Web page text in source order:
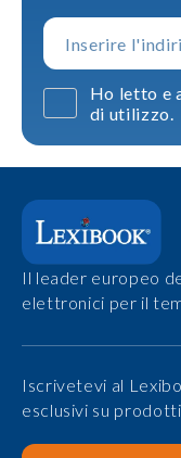
Ho letto e
di utilizzo.
Il leader europeo
elettronici per il
Iscrivetevi al
esclusivi su